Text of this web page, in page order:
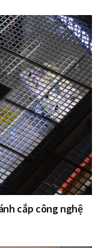
cắp công nghệ